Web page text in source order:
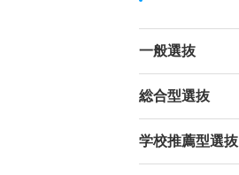
一般選抜
総合型選抜
学校推薦型選抜